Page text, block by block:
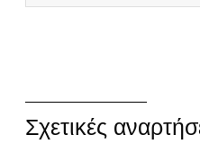
Σχετικές